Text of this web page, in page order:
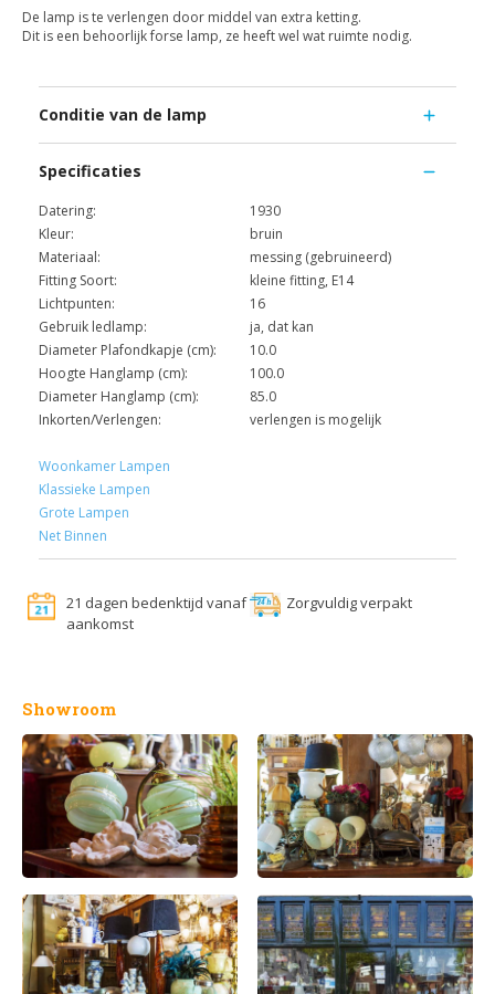
De lamp is te verlengen door middel van extra ketting.
Dit is een behoorlijk forse lamp, ze heeft wel wat ruimte nodig.
Conditie van de lamp
Specificaties
Datering:
1930
Kleur:
bruin
Materiaal:
messing (gebruineerd)
Fitting Soort:
kleine fitting, E14
Lichtpunten:
16
Gebruik ledlamp:
ja, dat kan
Diameter Plafondkapje (cm):
10.0
Hoogte Hanglamp (cm):
100.0
Diameter Hanglamp (cm):
85.0
Inkorten/Verlengen:
verlengen is mogelijk
Woonkamer Lampen
Klassieke Lampen
Grote Lampen
Net Binnen
21 dagen bedenktijd vanaf
aankomst
Zorgvuldig verpakt
Showroom